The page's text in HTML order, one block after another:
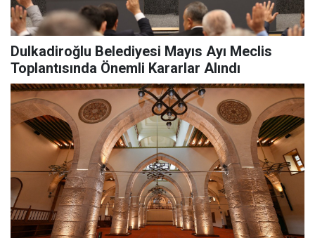
Dulkadiroğlu Belediyesi Mayıs Ayı Meclis
Toplantısında Önemli Kararlar Alındı